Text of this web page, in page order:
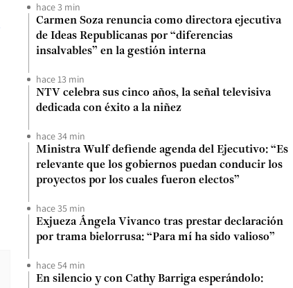
hace 3 min
Carmen Soza renuncia como directora ejecutiva
de Ideas Republicanas por “diferencias
insalvables” en la gestión interna
hace 13 min
NTV celebra sus cinco años, la señal televisiva
dedicada con éxito a la niñez
hace 34 min
Ministra Wulf defiende agenda del Ejecutivo: “Es
relevante que los gobiernos puedan conducir los
proyectos por los cuales fueron electos”
hace 35 min
Exjueza Ángela Vivanco tras prestar declaración
por trama bielorrusa: “Para mí ha sido valioso”
hace 54 min
En silencio y con Cathy Barriga esperándolo: